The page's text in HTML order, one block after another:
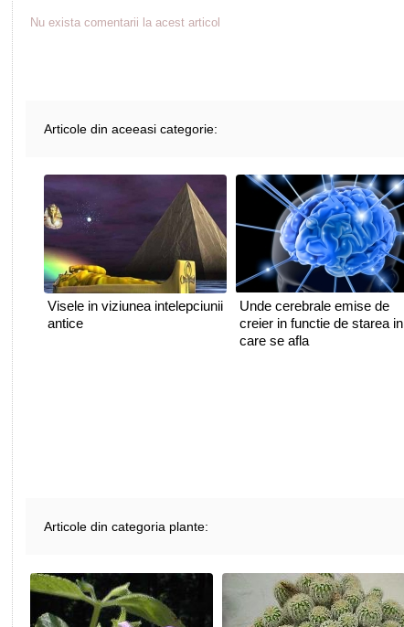
Nu exista comentarii la acest articol
Articole din aceeasi categorie:
Visele in viziunea intelepciunii
antice
Unde cerebrale emise de
creier in functie de starea in
care se afla
Articole din categoria plante: